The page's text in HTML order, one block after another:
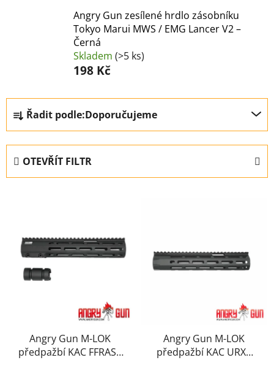
Angry Gun zesílené hrdlo zásobníku
Tokyo Marui MWS / EMG Lancer V2 –
Černá
Skladem (>5 ks)
198 Kč
Ř
a
z
n
í
Řadit podle:Doporučujeme
OTEVŘÍT FILTR
Angry Gun M-LOK
předpažbí KAC FFRAS5
Angry Gun M-LOK
předpažbí KAC URX6